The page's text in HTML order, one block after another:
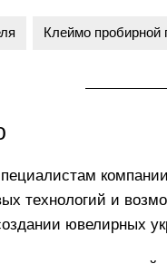
Клеймо пробирной
технологий и
ювелирных